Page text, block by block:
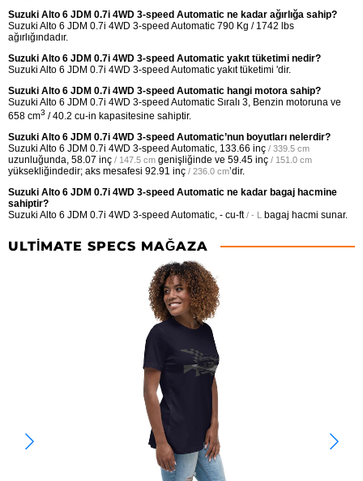
Suzuki Alto 6 JDM 0.7i 4WD 3-speed Automatic ne kadar ağırlığa sahip?
Suzuki Alto 6 JDM 0.7i 4WD 3-speed Automatic 790 Kg / 1742 lbs
ağırlığındadır.
Suzuki Alto 6 JDM 0.7i 4WD 3-speed Automatic yakıt tüketimi nedir?
Suzuki Alto 6 JDM 0.7i 4WD 3-speed Automatic yakıt tüketimi 'dir.
Suzuki Alto 6 JDM 0.7i 4WD 3-speed Automatic hangi motora sahip?
Suzuki Alto 6 JDM 0.7i 4WD 3-speed Automatic Sıralı 3, Benzin motoruna ve
658 cm3 / 40.2 cu-in kapasitesine sahiptir.
Suzuki Alto 6 JDM 0.7i 4WD 3-speed Automatic’nun boyutları nelerdir?
Suzuki Alto 6 JDM 0.7i 4WD 3-speed Automatic, 133.66 inç / 339.5 cm
uzunluğunda, 58.07 inç / 147.5 cm genişliğinde ve 59.45 inç / 151.0 cm
yüksekliğindedir; aks mesafesi 92.91 inç / 236.0 cm’dir.
Suzuki Alto 6 JDM 0.7i 4WD 3-speed Automatic ne kadar bagaj hacmine
sahiptir?
Suzuki Alto 6 JDM 0.7i 4WD 3-speed Automatic, - cu-ft / - L bagaj hacmi sunar.
ULTIMATE SPECS MAĞAZA